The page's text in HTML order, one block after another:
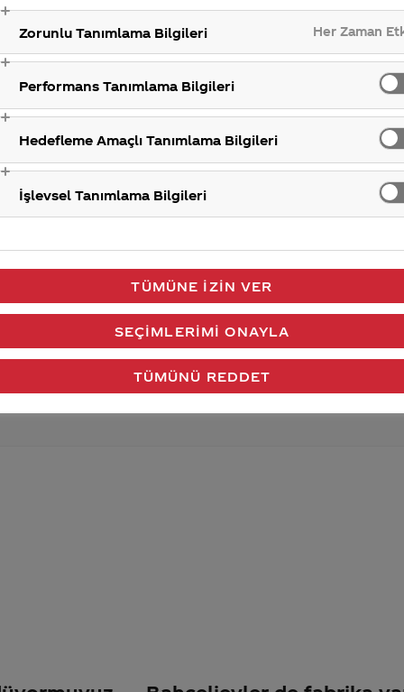
verdiğimiz cevap aklındaki soru işaretlerini giderdi
Zorunlu Tanımlama Bilgileri Her Zaman
Performans Tanımlama Bilgileri
Hedefleme Amaçlı Tanımlama Bilgileri
İşlevsel Tanımlama Bilgileri
TÜMÜNE İZIN VER
TÜMÜNÜ REDDET
SEÇIMLERIMI ONAYLA